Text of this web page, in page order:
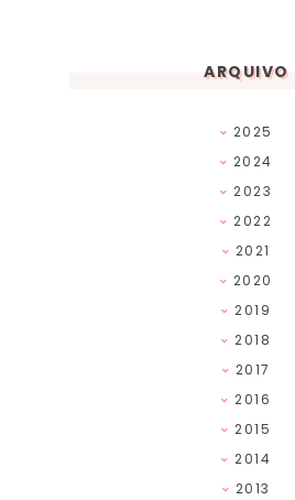
ARQUIVO
2025
2024
2023
2022
2021
2020
2019
2018
2017
2016
2015
2014
2013